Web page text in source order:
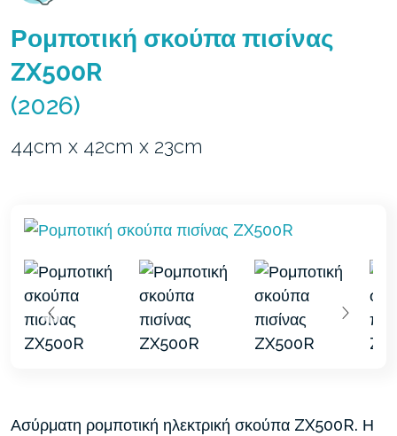
Ρομποτική σκούπα πισίνας
ZX500R
(2026)
44cm x 42cm x 23cm
Ασύρματη ρομποτική ηλεκτρική σκούπα ZX500R. Η